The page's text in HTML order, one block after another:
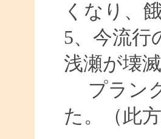
くなり、
5、今流行
浅瀬が壊滅
プラン
た。（此